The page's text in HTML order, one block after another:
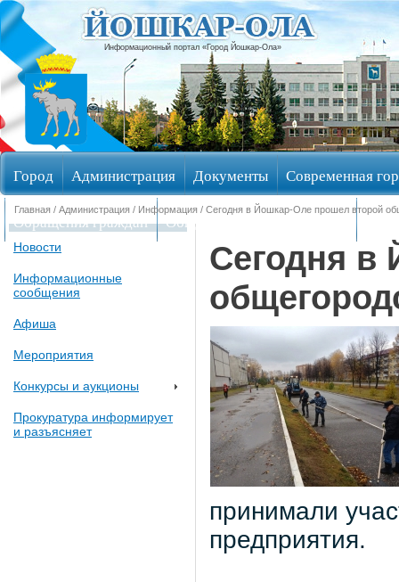
Информационный портал «Город Йошкар-Ола»
Город Администрация Документы Современная
Обращения граждан Общественные обсуждения
Главная / Администрация / Информация / Сегодня в Йошкар-Оле прошел второй
Новости
Информационные
сообщения
Афиша
Мероприятия
Конкурсы и аукционы
Прокуратура информирует
и разъясняет
Сегодня в
принимали
предприятия.